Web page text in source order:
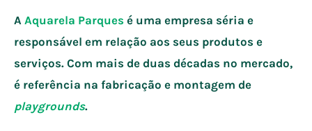
A Aquarela Parques é uma empresa séria e
responsável em relação aos seus produtos e
serviços. Com mais de duas décadas no mercado,
é referência na fabricação e montagem de
playgrounds.